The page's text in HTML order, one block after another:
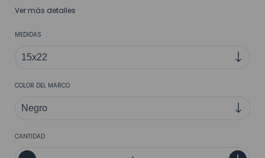
Ver más detalles
MEDIDAS
COLOR DEL MARCO
CANTIDAD